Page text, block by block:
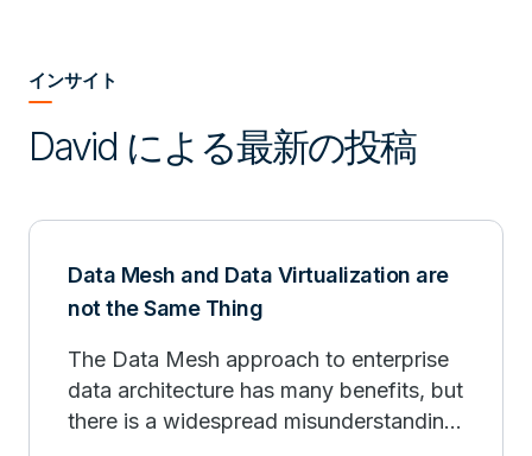
インサイト
David による最新の投稿
Data Mesh and Data Virtualization are
not the Same Thing
The Data Mesh approach to enterprise
data architecture has many benefits, but
there is a widespread misunderstanding